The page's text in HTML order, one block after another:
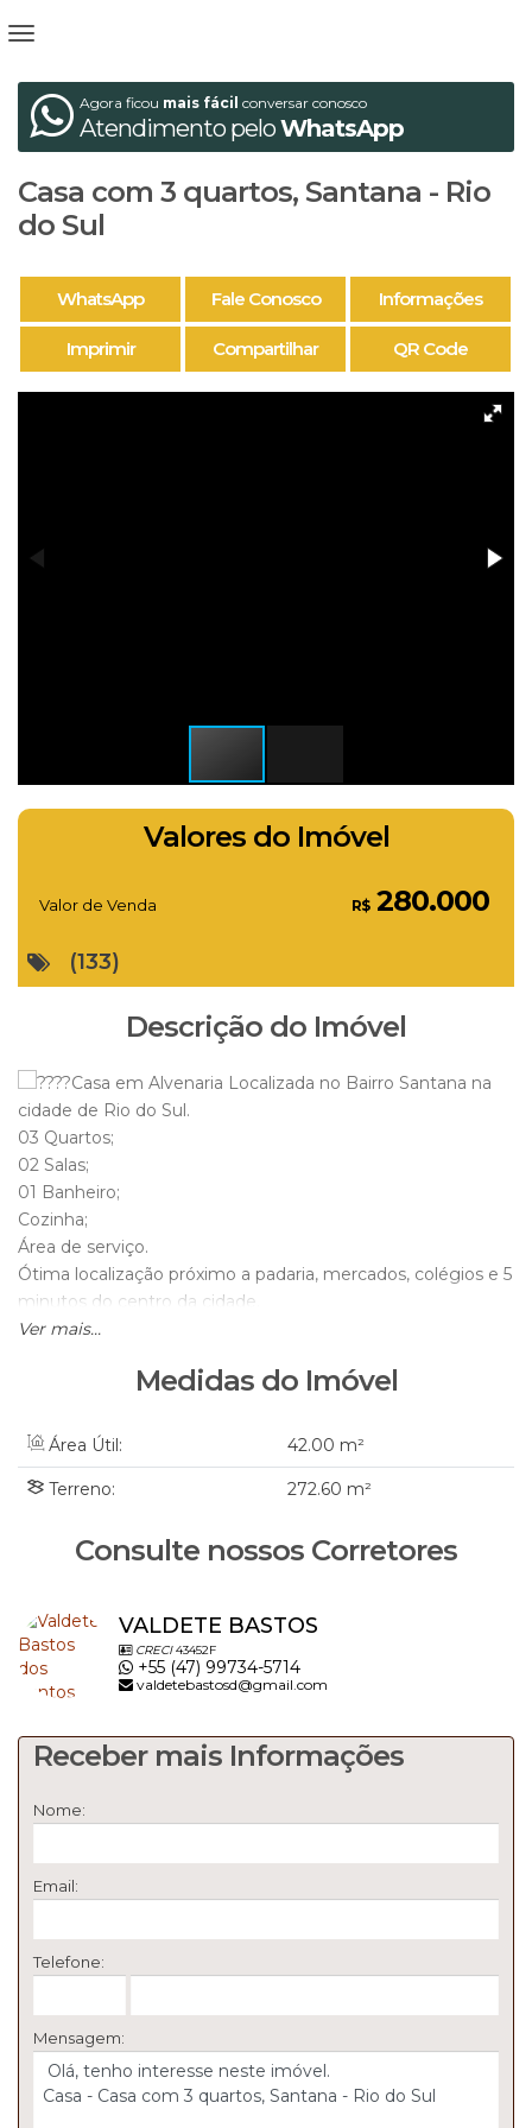
Agora ficou mais fácil conversar conosco
Atendimento peloWhatsApp
Casa com 3 quartos, Santana - Rio
do Sul
WhatsApp Fale Conosco Informações
Imprimir Compartilhar QR Code
Valores do Imóvel
R$280.000
Valor de Venda
(133)
Descrição do Imóvel
Casa em Alvenaria Localizada no Bairro Santana na
cidade de Rio do Sul.
03 Quartos;
02 Salas;
01 Banheiro;
Cozinha;
Área de serviço.
Ótima localização próximo a padaria, mercados, colégios e 5
minutos do centro da cidade.
Gostou agende sua visita pelo whatsapp: 47 98871-8191
Ver mais...
Medidas do Imóvel
Área Útil: 42.00 m²
Terreno: 272.60 m²
Consulte nossos Corretores
VALDETE BASTOS
CRECI43452F
+55 (47) 99734-5714
valdetebastosd@gmail.com
Receber mais Informações
Nome:
Email:
Telefone:
Mensagem: